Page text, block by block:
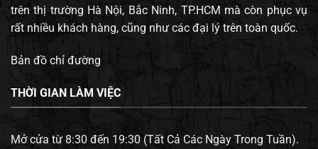
trên thị trường Hà Nội, Bắc Ninh, TP.HCM mà còn phục vụ
rất nhiều khách hàng, cũng như các đại lý trên toàn quốc.
Bản đồ chỉ đường
THỜI GIAN LÀM VIỆC
Mở cửa từ 8:30 đến 19:30 (Tất Cả Các Ngày Trong Tuần).